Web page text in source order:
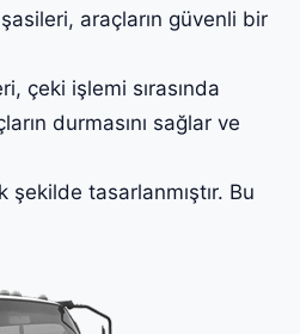
araçların güvenli bir
çeki işlemi sırasında
durmasını sağlar ve
tasarlanmıştır. Bu